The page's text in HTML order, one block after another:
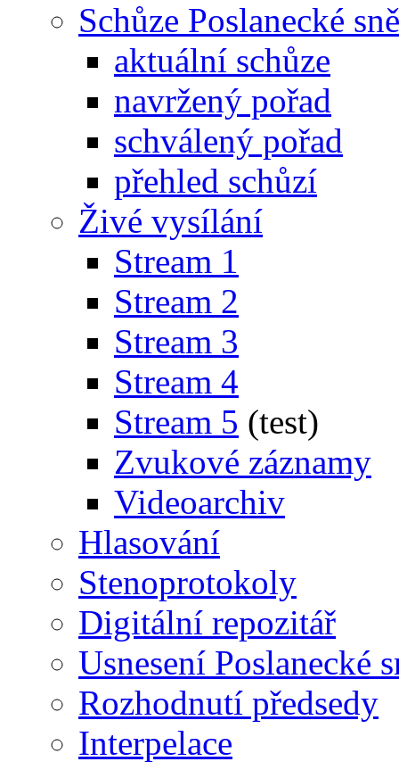
Schůze Poslanecké
aktuální schůze
navržený pořad
schválený pořad
přehled schůzí
Živé vysílání
Stream 1
Stream 2
Stream 3
Stream 4
Stream 5 (test)
Zvukové záznamy
Videoarchiv
Hlasování
Stenoprotokoly
Digitální repozitář
Usnesení Poslanecké
Rozhodnutí předsedy
Interpelace